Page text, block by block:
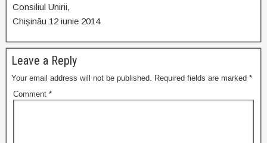
Consiliul Unirii,
Chișinău 12 iunie 2014
Leave a Reply
Your email address will not be published. Required fields are marked *
Comment *